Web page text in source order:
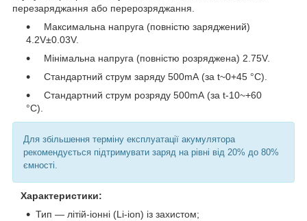
перезаряджання або перерозряджання.
Максимальна напруга (повністю заряджений)
4.2V±0.03V.
Мінімальна напруга (повністю розряджена) 2.75V.
Стандартний струм заряду 500mА (за t~0+45 °C).
Стандартний струм розряду 500mА (за t-10~+60
°C).
Для збільшення терміну експлуатації акумулятора
рекомендується підтримувати заряд на рівні від 20% до 80%
ємності.
Характеристики:
Тип — літій-іонні (Li-ion) із захистом;